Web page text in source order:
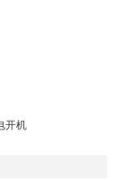
开机